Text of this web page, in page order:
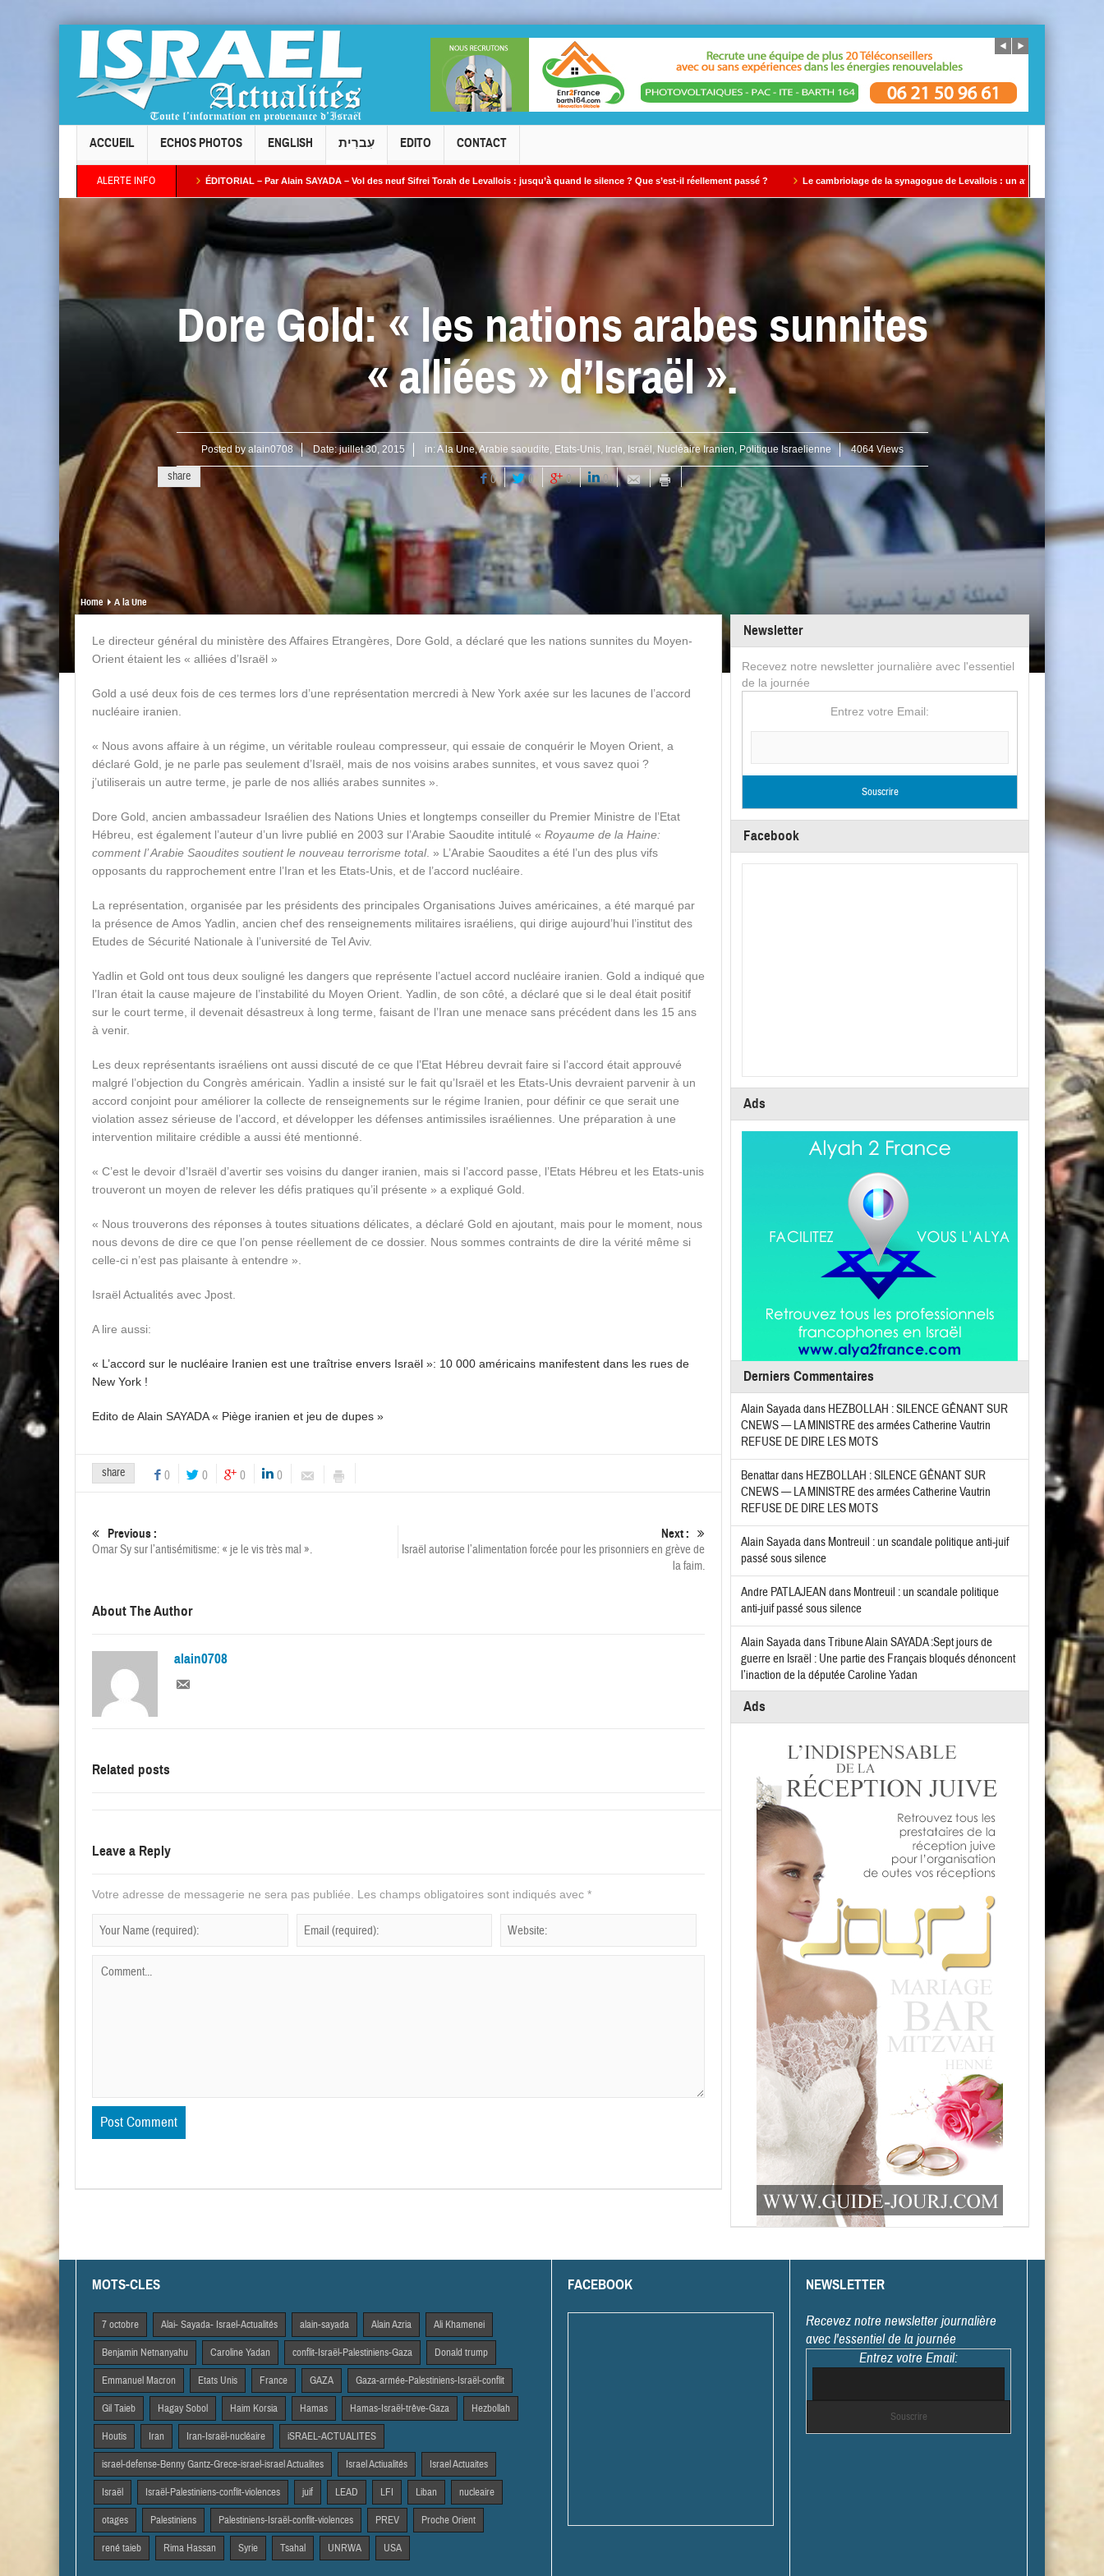
ACCUEIL ECHOS PHOTOS ENGLISH עִברִית EDITO CONTACT
ALERTE INFOÉDITORIAL – Par Alain SAYADA – Vol des neuf Sifrei Torah de Levallois : jusqu’à quand le silence ? Que s’est-il réellement passé ? Le cambriolage de la synagogue de Levallois : un avertissement qui ne doit pas être
plus ses intentions : combien de temps l’Occident continuera-t-il à fermer les yeux ? »
Dore Gold: « les nations arabes sunnites
« alliées » d’Israël ».
Posted byalain0708 Date:juillet 30, 2015 in:A la Une,Arabie saoudite, Etats-Unis, Iran, Israël , Nucléaire Iranien, Politique Israelienne 4064 Views
share 0 0 0 0
Home A la Une
Le directeur général du ministère des Affaires Etrangères, Dore Gold, a déclaré que les nations sunnites du Moyen-
Orient étaient les « alliées d’Israël »
Gold a usé deux fois de ces termes lors d’une représentation mercredi à New York axée sur les lacunes de l’accord
nucléaire iranien.
« Nous avons affaire à un régime, un véritable rouleau compresseur, qui essaie de conquérir le Moyen Orient, a
déclaré Gold, je ne parle pas seulement d’Israël, mais de nos voisins arabes sunnites, et vous savez quoi ?
j’utiliserais un autre terme, je parle de nos alliés arabes sunnites ».
Dore Gold, ancien ambassadeur Israélien des Nations Unies et longtemps conseiller du Premier Ministre de l’Etat
Hébreu, est également l’auteur d’un livre publié en 2003 sur l’Arabie Saoudite intitulé « Royaume de la Haine:
comment l’ Arabie Saoudites soutient le nouveau terrorisme total. » L’Arabie Saoudites a été l’un des plus vifs
opposants du rapprochement entre l’Iran et les Etats-Unis, et de l’accord nucléaire.
La représentation, organisée par les présidents des principales Organisations Juives américaines, a été marqué par
la présence de Amos Yadlin, ancien chef des renseignements militaires israéliens, qui dirige aujourd’hui l’institut des
Etudes de Sécurité Nationale à l’université de Tel Aviv.
Yadlin et Gold ont tous deux souligné les dangers que représente l’actuel accord nucléaire iranien. Gold a indiqué que
l’Iran était la cause majeure de l’instabilité du Moyen Orient. Yadlin, de son côté, a déclaré que si le deal était positif
sur le court terme, il devenait désastreux à long terme, faisant de l’Iran une menace sans précédent dans les 15 ans
à venir.
Les deux représentants israéliens ont aussi discuté de ce que l’Etat Hébreu devrait faire si l’accord était approuvé
malgré l’objection du Congrès américain. Yadlin a insisté sur le fait qu’Israël et les Etats-Unis devraient parvenir à un
accord conjoint pour améliorer la collecte de renseignements sur le régime Iranien, pour définir ce que serait une
violation assez sérieuse de l’accord, et développer les défenses antimissiles israéliennes. Une préparation à une
intervention militaire crédible a aussi été mentionné.
« C’est le devoir d’Israël d’avertir ses voisins du danger iranien, mais si l’accord passe, l’Etats Hébreu et les Etats-unis
trouveront un moyen de relever les défis pratiques qu’il présente » a expliqué Gold.
« Nous trouverons des réponses à toutes situations délicates, a déclaré Gold en ajoutant, mais pour le moment, nous
nous devons de dire ce que l’on pense réellement de ce dossier. Nous sommes contraints de dire la vérité même si
celle-ci n’est pas plaisante à entendre ».
Israël Actualités avec Jpost.
A lire aussi:
« L’accord sur le nucléaire Iranien est une traîtrise envers Israël »: 10 000 américains manifestent dans les rues de
New York !
Edito de Alain SAYADA « Piège iranien et jeu de dupes »
share 0 0 0 0
Previous :
Omar Sy sur l’antisémitisme: « je le vis très mal ».
Next :
Israël autorise l’alimentation forcée pour les prisonniers en grève de
la faim.
About The Author
alain0708
Related posts
Leave a Reply
Votre adresse de messagerie ne sera pas publiée. Les champs obligatoires sont indiqués avec *
Newsletter
Recevez notre newsletter journalière avec l'essentiel
de la journée
Entrez votre Email:
Facebook
Ads
Derniers Commentaires
Alain Sayadadans HEZBOLLAH : SILENCE GÊNANT SUR
CNEWS — LA MINISTRE des armées Catherine Vautrin
REFUSE DE DIRE LES MOTS
Benattardans HEZBOLLAH : SILENCE GÊNANT SUR
CNEWS — LA MINISTRE des armées Catherine Vautrin
REFUSE DE DIRE LES MOTS
Alain Sayadadans Montreuil : un scandale politique anti-juif
passé sous silence
Andre PATLAJEAN dans Montreuil : un scandale politique
anti-juif passé sous silence
Alain SayadadansTribune Alain SAYADA :Sept jours de
guerre en Israël : Une partie des Français bloqués dénoncent
l’inaction de la députée Caroline Yadan
Ads
MOTS-CLES
7 octobre Alai- Sayada- Israel-Actualités alain-sayada Alain Azria Ali Khamenei
Benjamin Netnanyahu Caroline Yadan conflit-Israël-Palestiniens-Gaza Donald trump
Emmanuel Macron Etats Unis France GAZA Gaza-armée-Palestiniens-Israël-conflit
Gil Taieb Hagay Sobol Haim Korsia Hamas Hamas-Israël-trêve-Gaza Hezbollah
Houtis Iran Iran-Israël-nucléaire iSRAEL-ACTUALITES
israel-defense-Benny Gantz-Grece-israel-israel Actualites Israel Actiualités Israel Actuaites
Israël Israël-Palestiniens-conflit-violences juif LEAD LFI Liban nucleaire
otages Palestiniens Palestiniens-Israël-conflit-violences PREV Proche Orient
rené taieb Rima Hassan Syrie Tsahal UNRWA USA
FACEBOOK NEWSLETTER
Recevez notre newsletter journalière
avec l'essentiel de la journée
Entrez votre Email: